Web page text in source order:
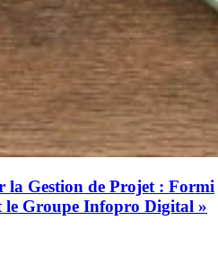
la Gestion de Projet : Formi
le Groupe Infopro Digital »